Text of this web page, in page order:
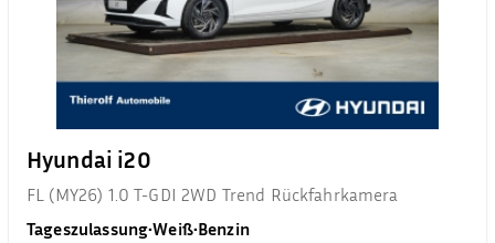
Hyundai i20
FL (MY26) 1.0 T-GDI 2WD Trend Rückfahrkamera
Tageszulassung•Weiß•Benzin